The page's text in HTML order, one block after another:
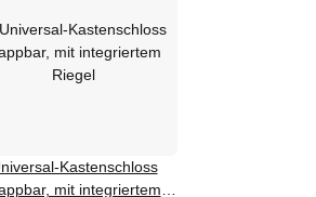
Kastenschloss
mit integriertem